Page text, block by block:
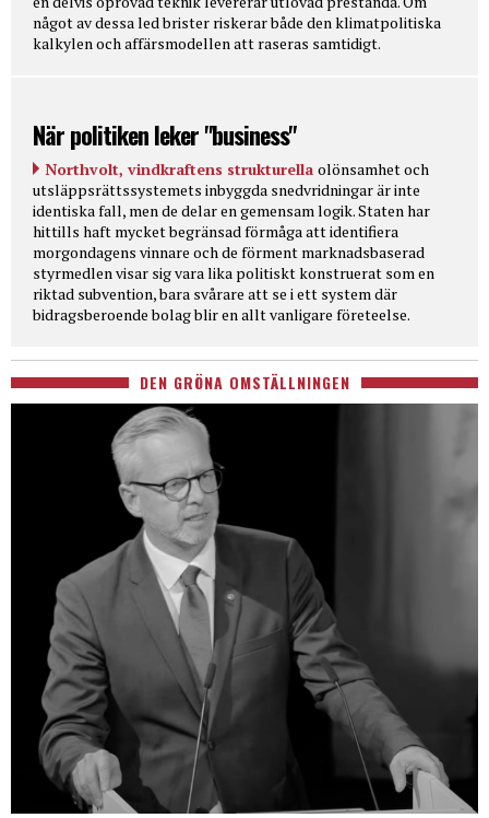
något av dessa led brister riskerar både den klimatpolitiska
kalkylen och affärsmodellen att raseras samtidigt.
När politiken leker "business"
Northvolt, vindkraftens strukturella olönsamhet och
utsläppsrättssystemets inbyggda snedvridningar är inte
identiska fall, men de delar en gemensam logik. Staten har
hittills haft mycket begränsad förmåga att identifiera
morgondagens vinnare och de förment marknadsbaserad
styrmedlen visar sig vara lika politiskt konstruerat som en
riktad subvention, bara svårare att se i ett system där
bidragsberoende bolag blir en allt vanligare företeelse.
DEN GRÖNA OMSTÄLLNINGEN